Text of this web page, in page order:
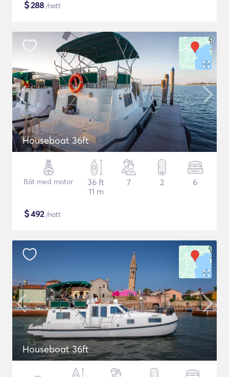
$288 /natt
Houseboat 36ft
Båt med motor
36 ft
11 m
7 2 6
$492/natt
Houseboat 36ft